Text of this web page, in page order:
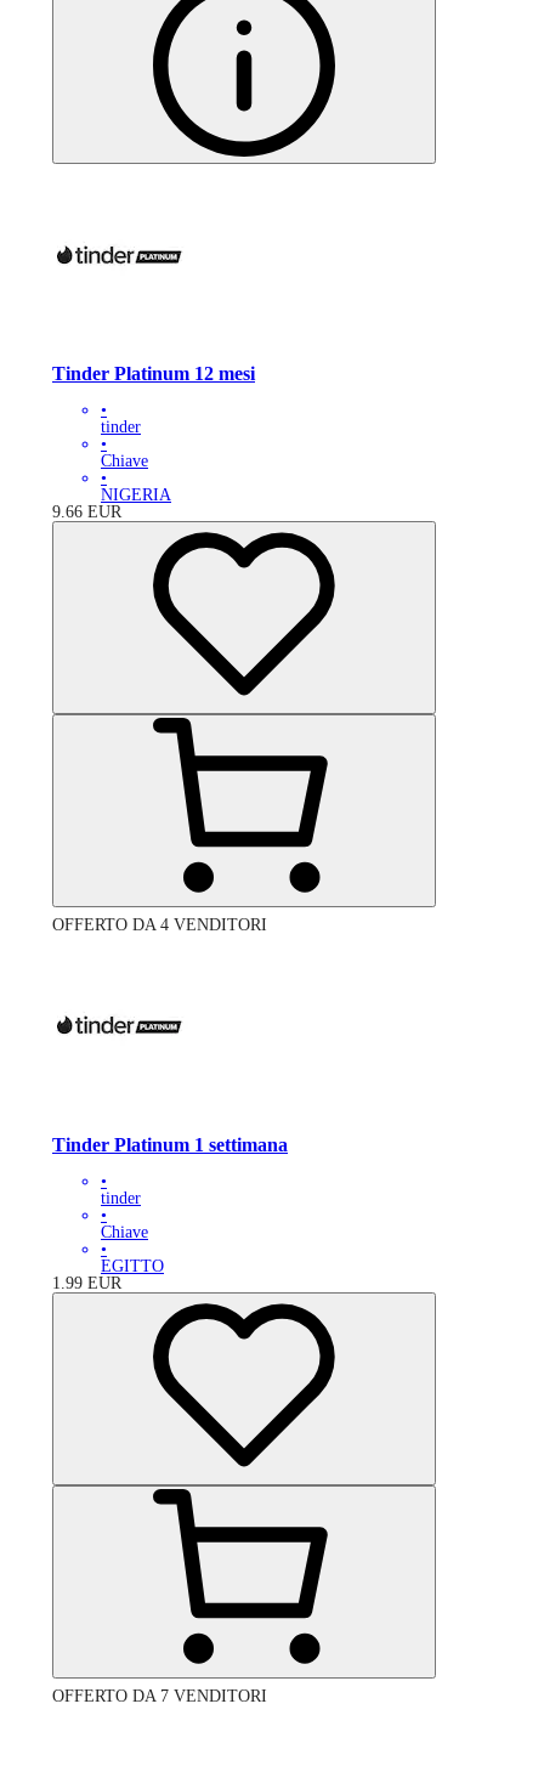
Tinder Platinum 12 mesi
•
tinder
•
Chiave
•
NIGERIA
9.66 EUR
OFFERTO DA 4 VENDITORI
Tinder Platinum 1 settimana
•
tinder
•
Chiave
•
EGITTO
1.99 EUR
OFFERTO DA 7 VENDITORI